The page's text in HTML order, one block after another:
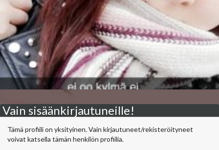
Vain sisäänkirjautuneille!
Tämä profiili on yksityinen. Vain kirjautuneet/rekisteröityneet
voivat katsella tämän henkilön profiilia.